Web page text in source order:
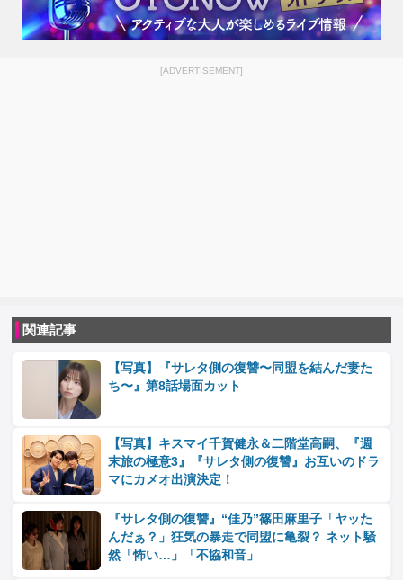
[ADVERTISEMENT]
関連記事
【写真】『サレタ側の復讐〜同盟を結んだ妻た
ち〜』第8話場面カット
【写真】キスマイ千賀健永＆二階堂高嗣、『週
末旅の極意3』『サレタ側の復讐』お互いのドラ
マにカメオ出演決定！
『サレタ側の復讐』“佳乃”篠田麻里子「ヤッた
んだぁ？」狂気の暴走で同盟に亀裂？ ネット騒
然「怖い…」「不協和音」